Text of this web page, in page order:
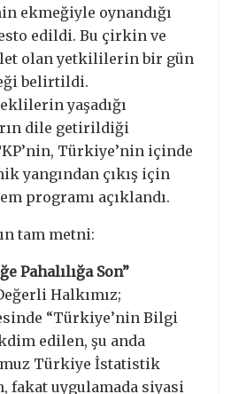
ekmeğiyle oynandığı
edildi. Bu çirkin ve
olan yetkililerin bir gün
belirtildi.
yaşadığı
dile getirildiği
Türkiye’nin içinde
yangından çıkış için
programı açıklandı.
tam metni:
Pahalılığa Son”
Halkımız;
“Türkiye’nin Bilgi
edilen, şu anda
Türkiye İstatistik
fakat uygulamada siyasi